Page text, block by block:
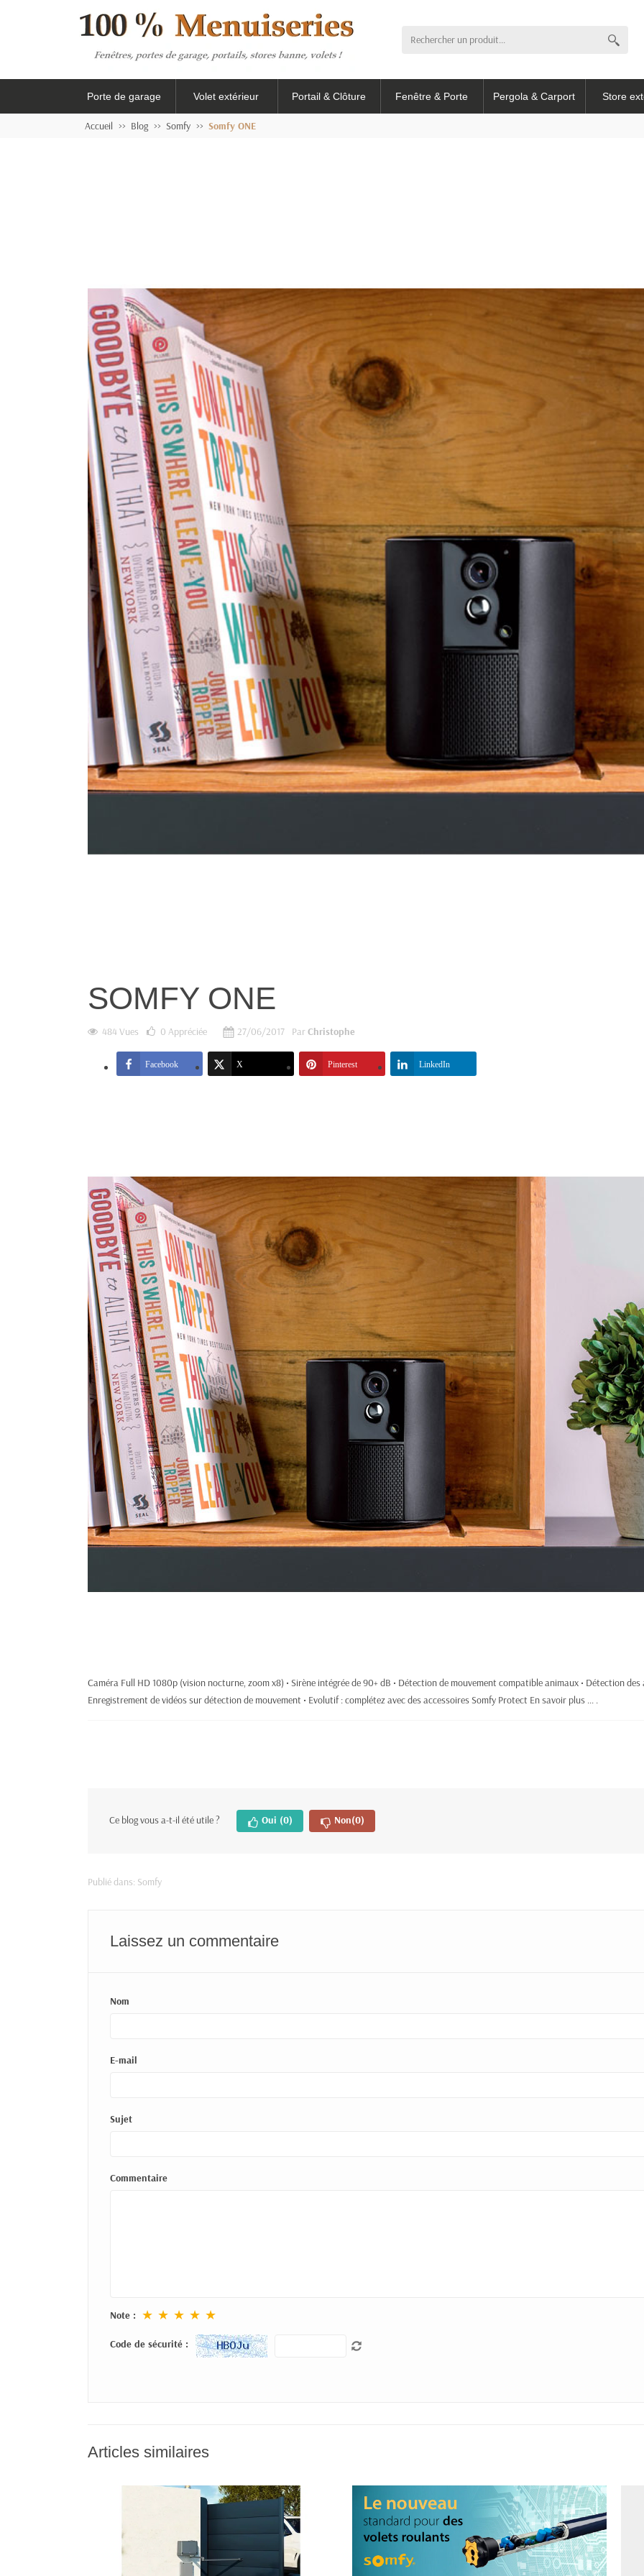
Porte de garage Volet extérieur Portail & Clôture Fenêtre & Porte Pergola & Carport Store
Accueil Blog Somfy Somfy ONE
SOMFY ONE
484 Vues 0 Appréciée 27/06/2017 ParChristophe
Facebook X Pinterest LinkedIn
Caméra Full HD 1080p (vision nocturne, zoom x8) • Sirène intégrée de 90+ dB • Détection de mouvement compatible animaux • Détection
Enregistrement de vidéos sur détection de mouvement • Evolutif : complétez avec des accessoires Somfy Protect En savoir plus ... .
Ce blog vous a-t-il été utile ? Oui (0) Non(0)
Publié dans: Somfy
Laissez un commentaire
Nom
E-mail
Sujet
Commentaire
Note : ★ ★ ★ ★ ★
Code de sécurité :
Articles similaires